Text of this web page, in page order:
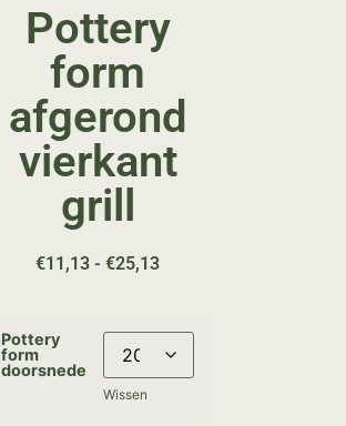
Pottery
form
afgerond
vierkant
grill
€11,13 - €25,13
Pottery
form
doorsnede
Wissen